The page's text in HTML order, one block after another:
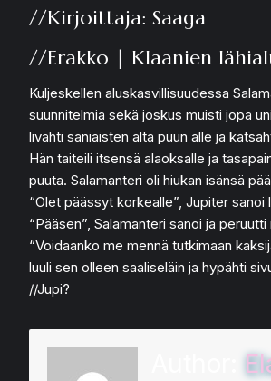
//Kirjoittaja: Saaga
//Erakko | Klaanien
Kuljeskellen aluskasvillisuudessa
suunnitelmia sekä joskus muisti jopa
livahti saniaisten alta puun alle ja
Hän taiteili itsensä alaoksalle ja
puuta. Salamanteri oli hiukan isänsä
“Olet päässyt korkealle”, Jupiter
“Pääsen”, Salamanteri sanoi ja
“Voidaanko me mennä tutkimaan
luuli sen olleen saaliseläin ja hypähti
//Jupi?